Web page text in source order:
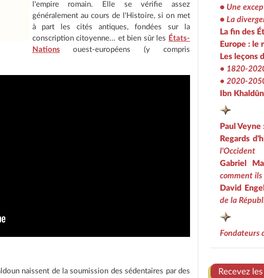
l'empire romain. Elle se vérifie assez
généralement au cours de l'Histoire, si on met
à part les cités antiques, fondées sur la
conscription citoyenne... et bien sûr les États-
Nations ouest-européens (y compris
naissent de la soumission des sédentaires par des
• Une
• La
La fin des
Europe : le
Les leçons
• 1820-
• 2020-
Ibn
Paul Veyne
Regards
l'Occident
Gabriel
comment ils
David
de la
Fondateurs
Recevez